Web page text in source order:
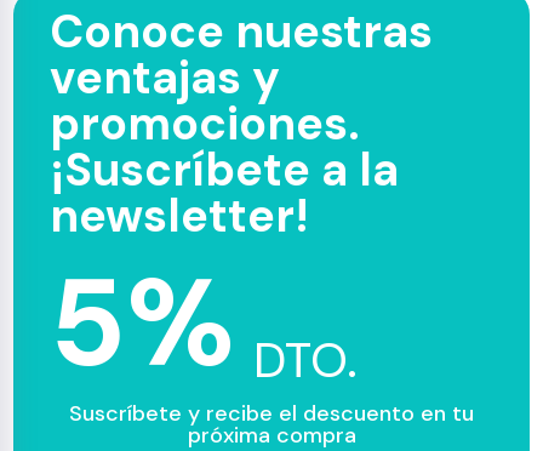
Conoce nuestras
ventajas y
promociones.
¡Suscríbete a la
newsletter!
5% DTO.
Suscríbete y recibe el descuento en tu
próxima compra